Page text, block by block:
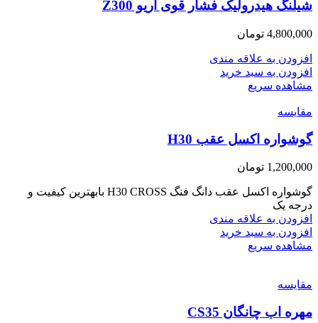
شیلنگ هیدرولیک فشار قوی اریو Z300
4,800,000 تومان
افزودن به علاقه مندی
افزودن به سبد خرید
مشاهده سریع
مقایسه
گوشواره اکسل عقب H30
1,200,000 تومان
گوشواره اکسل عقب دانگ فنگ H30 CROSS بابهترین کیفیت و
درجه یک
افزودن به علاقه مندی
افزودن به سبد خرید
مشاهده سریع
مقایسه
مهره اب چانگان CS35